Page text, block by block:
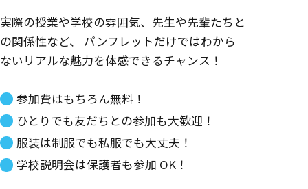
実際の授業や学校の雰囲気、先生や先輩たちと
の関係性など、
パンフレットだけではわから
ないリアルな魅力を体感できるチャンス！
参加費はもちろん無料！
ひとりでも友だちとの参加も大歓迎！
服装は制服でも私服でも大丈夫！
学校説明会は保護者も参加 OK！